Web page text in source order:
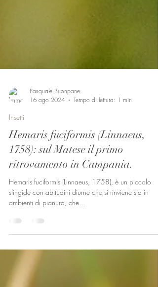
Pasquale Buonpane
16 ago 2024
Tempo di lettura: 1 min
Insetti
Hemaris fuciformis (Linnaeus,
1758): sul Matese il primo
ritrovamento in Campania.